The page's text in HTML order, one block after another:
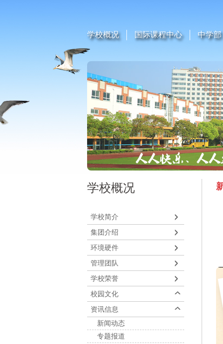
学校概况 国际课程中心 中学部
学校概况
学校简介
集团介绍
环境硬件
管理团队
学校荣誉
校园文化
资讯信息
新闻动态
专题报道